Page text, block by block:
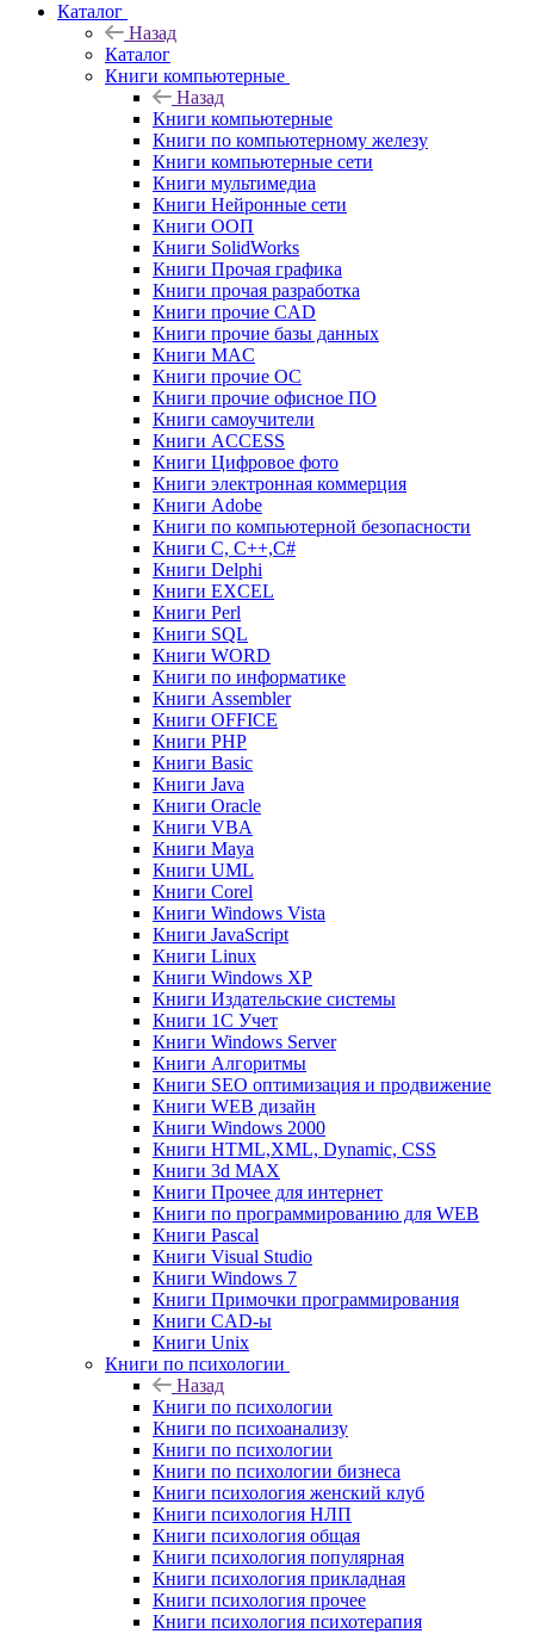
Каталог
Назад
Каталог
Книги компьютерные
Назад
Книги компьютерные
Книги по компьютерному железу
Книги компьютерные сети
Книги мультимедиа
Книги Нейронные сети
Книги ООП
Книги SolidWorks
Книги Прочая графика
Книги прочая разработка
Книги прочие CAD
Книги прочие базы данных
Книги MAC
Книги прочие ОС
Книги прочие офисное ПО
Книги самоучители
Книги ACCESS
Книги Цифровое фото
Книги электронная коммерция
Книги Adobe
Книги по компьютерной безопасности
Книги C, C++,С#
Книги Delphi
Книги EXCEL
Книги Perl
Книги SQL
Книги WORD
Книги по информатике
Книги Assembler
Книги OFFICE
Книги PHP
Книги Basic
Книги Java
Книги Oracle
Книги VBA
Книги Maya
Книги UML
Книги Corel
Книги Windows Vista
Книги JavaScript
Книги Linux
Книги Windows XP
Книги Издательские системы
Книги 1C Учет
Книги Windows Server
Книги Алгоритмы
Книги SEO оптимизация и продвижение
Книги WEB дизайн
Книги Windows 2000
Книги HTML,XML, Dynamic, CSS
Книги 3d MAX
Книги Прочее для интернет
Книги по программированию для WEB
Книги Pascal
Книги Visual Studio
Книги Windows 7
Книги Примочки программирования
Книги CAD-ы
Книги Unix
Книги по психологии
Назад
Книги по психологии
Книги по психоанализу
Книги по психологии
Книги по психологии бизнеса
Книги психология женский клуб
Книги психология НЛП
Книги психология общая
Книги психология популярная
Книги психология прикладная
Книги психология прочее
Книги психология психотерапия